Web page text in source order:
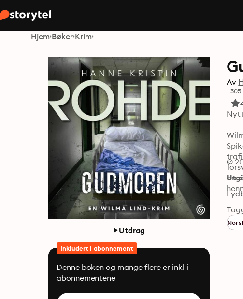
Hjem Bøker Krim
Utdrag
Inkludert i abonnement
Denne boken og mange flere er inkl i
abonnementene
Av
arr
©